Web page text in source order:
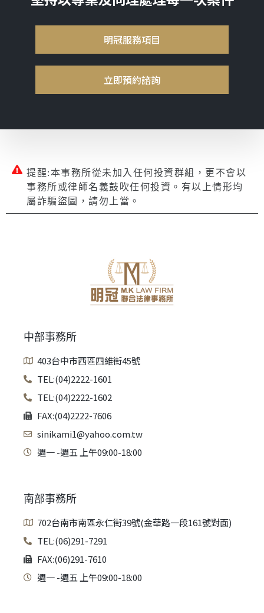
明冠服務項目
立即預約諮詢
提醒:本事務所從未加入任何投資群組，更不會以
事務所或律師名義鼓吹任何投資。有以上情形均
屬詐騙盜圖，請勿上當。
中部事務所
403台中市西區四維街45號
TEL:(04)2222-1601
TEL:(04)2222-1602
FAX:(04)2222-7606
sinikami1@yahoo.com.tw
週一 -週五 上午09:00-18:00
南部事務所
702台南市南區永仁街39號(金華路一段161號對面)
TEL:(06)291-7291
FAX:(06)291-7610
週一 -週五 上午09:00-18:00